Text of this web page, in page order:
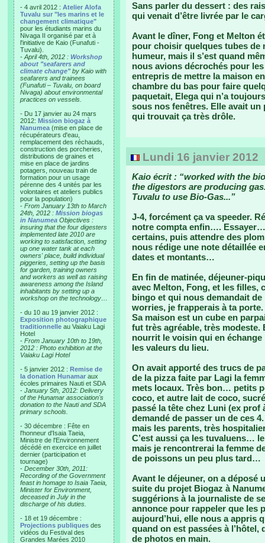
- 4 avril 2012 : Atelier Alofa
Tuvalu sur "les marins et le
changement climatique"
pour les étudiants marins du
Nivaga II organisé par et à
l'initiative de Kaio (Funafuti -
Tuvalu).
- April 4th, 2012 : Workshop
about "seafarers and
climate change"by Kaio with
seafarers and trainees
(Funafuti – Tuvalu, on board
Nivaga) about environmental
practices on vessels.
- Du 17 janvier au 24 mars
2012: Mission biogaz à
Nanumea (mise en place de
récupérateurs d'eau,
remplacement des réchauds,
construction des porcheries,
distributions de graines et
mise en place de jardins
potagers, nouveau train de
formation pour un usage
pérenne des 4 unités par les
volontaires et ateliers publics
pour la population)
- From January 13th to March
24th, 2012 : Mission biogas
in Nanumea Objectives :
insuring that the four digesters
implemented late 2010 are
working to satisfaction, setting
up one water tank at each
owners' place, build individual
piggeries, setting up the basis
for garden, training owners
and workers as well as raising
awareness among the Island
inhabitants by setting up a
workshop on the technology…
- du 10 au 19 janvier 2012 :
Exposition photographique
traditionnelle au Vaiaku Lagi
Hotel
- From January 10th to 19th,
2012 : Photo exhibition at the
Vaiaku Lagi Hotel
- 5 janvier 2012 : Remise de
la donation Hunamar aux
écoles primaires Nauti et SDA
- January 5th, 2012: Delivery
of the Hunamar association's
donation to the Nauti and SDA
primary schools.
- 30 décembre : Fête en
l'honneur d'Isaia Taeia,
Ministre de l'Environnement
décédé en exercice en juillet
dernier (participation et
tournage)
- December 30th, 2011:
Recording of the Government
feast in homage to Isaia Taeia,
Minister for Environment,
deceased in July in the
discharge of his duties.
- 18 et 19 décembre :
Projections publiques des
vidéos du Festival des
Grandes Marées 2010
Sans parler du dessert : des
qui venait d’être livrée par le
Avant le dîner, Fong et Melton
pour choisir quelques tubes de
humeur, mais il s’est quand
nous avions décrochés pour
entrepris de mettre la maison
chambre du bas pour faire
paquetait, Elega qui n’a
sous nos fenêtres. Elle avait
qui trouvait ça très drôle.
Lundi 16 janvier 2012
Kaio écrit : “worked with the
the digestors are producing
Tuvalu to use Bio-Gas...”
J-4, forcément ça va speeder.
notre compta enfin….
certains, puis attendre des
nous rédige une note détaillée
dates et montants…
En fin de matinée, déjeuner-
avec Melton, Fong, et les filles,
bingo et qui nous demandait
worries, je frapperais à ta
Sa maison est un cube en
fut très agréable, très modeste.
nourrit le voisin qui en échange
les valeurs du lieu.
On avait apporté des trucs de
de la pizza faite par Lagi la
mets locaux. Très bon… petits
coco, et autre lait de coco,
passé la tête chez Luni (ex prof
demandé de passer un de ces
mais les parents, très
C’est aussi ça les tuvaluens…
mais je rencontrerai la femme
de poissons un peu plus tard…
Avant le déjeuner, on a déposé
suite du projet Biogaz à
suggérions à la journaliste de
annonce pour rappeler que les
aujourd’hui, elle nous a appris
quand on est passées à
de photos en main.